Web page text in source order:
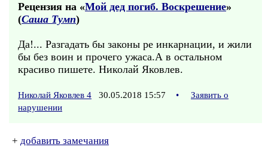
Рецензия на «Мой дед погиб. Воскрешение»
(Саша Тумп)
Да!... Разгадать бы законы ре инкарнации, и жили
бы без воин и прочего ужаса.А в остальном
красиво пишете. Николай Яковлев.
Николай Яковлев 4 30.05.2018 15:57 •
Заявить о
нарушении
+ добавить замечания